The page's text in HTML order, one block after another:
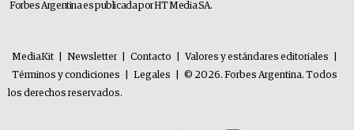
Forbes Argentina es publicada por HT Media SA.
MediaKit Newsletter Contacto Valores y estándares editoriales
Términos y condiciones
Legales
© 2026. Forbes Argentina. Todos
los derechos reservados.